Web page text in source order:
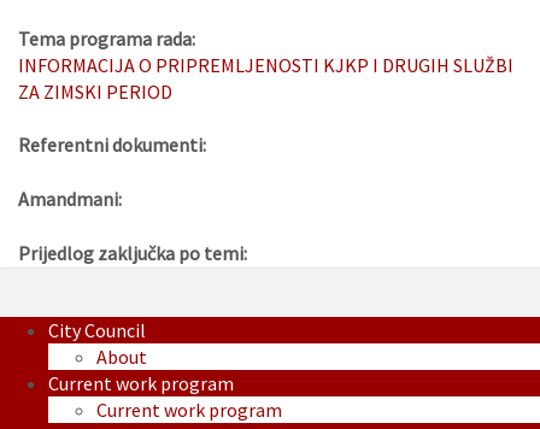
Tema programa rada:
INFORMACIJA O PRIPREMLJENOSTI KJKP I DRUGIH SLUŽBI
ZA ZIMSKI PERIOD
Referentni dokumenti:
Amandmani:
Prijedlog zaključka po temi:
City Council
About
Current work program
Current work program